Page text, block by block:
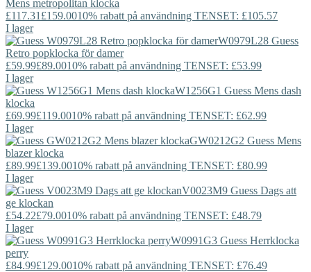
Mens metropolitan klocka
£117.31 £159.0010% rabatt på användning TENSET: £105.57
I lager
W0979L28 Guess
Retro popklocka för damer
£59.99£89.0010% rabatt på användning TENSET: £53.99
I lager
W1256G1 Guess Mens dash
klocka
£69.99£119.0010% rabatt på användning TENSET: £62.99
I lager
GW0212G2 Guess Mens
blazer klocka
£89.99£139.0010% rabatt på användning TENSET: £80.99
I lager
V0023M9 Guess Dags att
ge klockan
£54.22£79.0010% rabatt på användning TENSET: £48.79
I lager
W0991G3 Guess Herrklocka
perry
£84.99£129.0010% rabatt på användning TENSET: £76.49